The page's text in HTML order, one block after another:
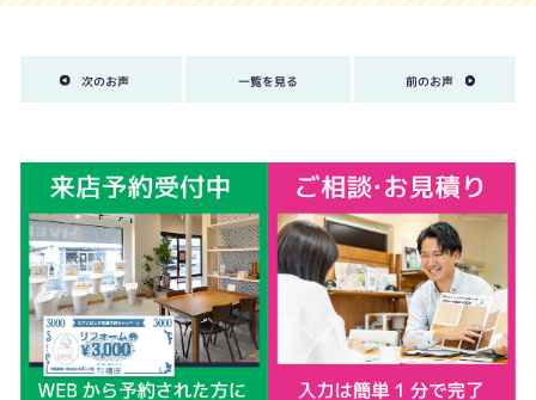
次のお声 一覧を見る 前のお声